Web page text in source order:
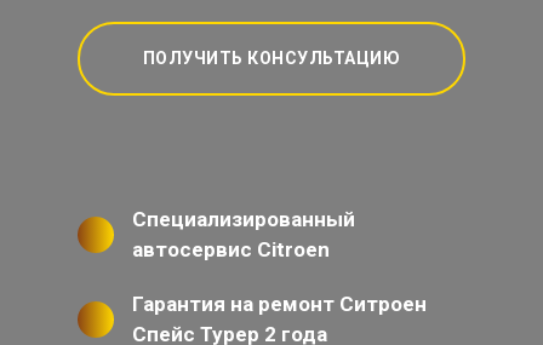
ПОЛУЧИТЬ КОНСУЛЬТАЦИЮ
Специализированный
автосервис Citroen
Гарантия на ремонт Ситроен
Спейс Турер 2 года